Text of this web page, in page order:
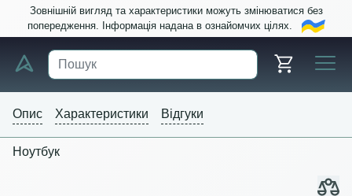
Зовнішній вигляд та характеристики можуть змінюватися без
попередження. Інформація надана в ознайомчих цілях.
Опис Характеристики Відгуки
Ноутбук